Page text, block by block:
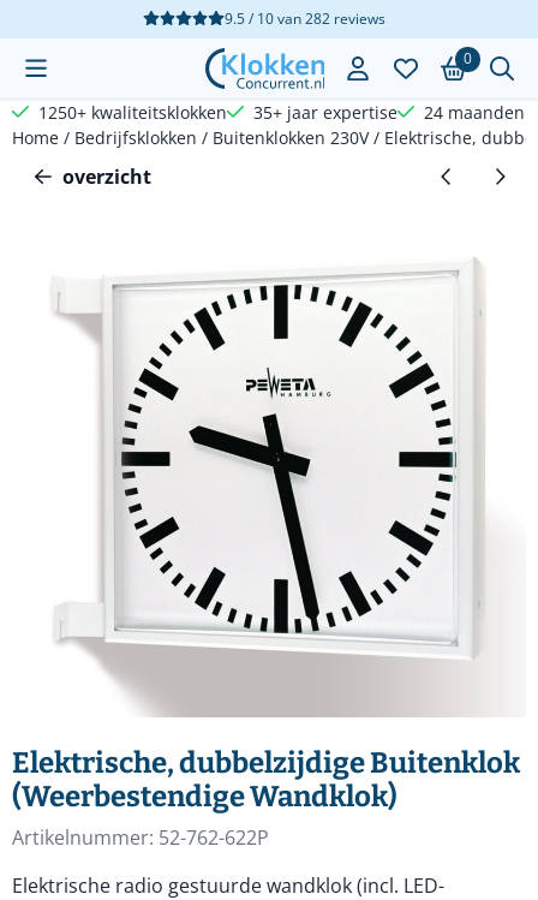
Cookievoorkeuren zijn beschikbaar. Kies instellingen of sta
9.5 / 10van282reviews
0
1250+ kwaliteitsklokken 35+ jaar expertise
24 maanden
Home / Bedrijfsklokken / Buitenklokken 230V / Elektrische,
overzicht
Elektrische, dubbelzijdige Buitenklok
(Weerbestendige Wandklok)
Artikelnummer: 52-762-622P
Elektrische radio gestuurde wandklok (incl. LED-